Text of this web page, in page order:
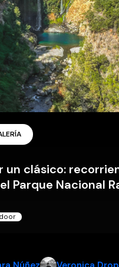
un clásico:
Parque Nacional